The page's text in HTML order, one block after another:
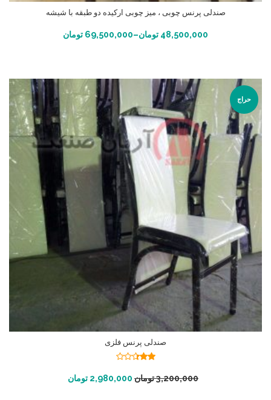
صندلی پرنس چوبی ، میز چوبی ارکیده دو طبقه با شیشه
48,500,000 تومان–
69,500,000 تومان انتخاب گزینه ها
حراج
صندلی پرنس فلزی
از 5 3,200,000تومان 2,980,000 تومان افزودن به سبد خرید